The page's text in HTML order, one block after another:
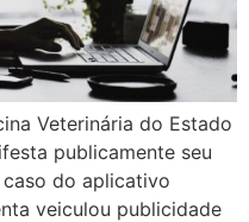
Veterinária do Estado
publicamente seu
do aplicativo
veiculou publicidade